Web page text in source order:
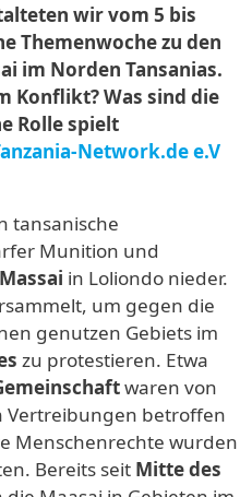
wir vom 5 bis
Themenwoche zu den
im Norden Tansanias.
Konflikt? Was sind die
Rolle spielt
Network.de e.V
tansanische
Munition und
in Loliondo nieder.
um gegen die
genutzen Gebiets im
zu protestieren. Etwa
waren von
Vertreibungen betroffen
Menschenrechte wurden
Bereits seit Mitte des